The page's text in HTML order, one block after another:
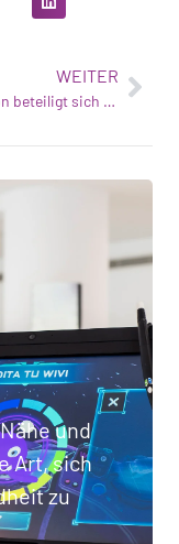
WEITER
WIVI Vision beteiligt sich an B-Venture
und
Art, sich
zu